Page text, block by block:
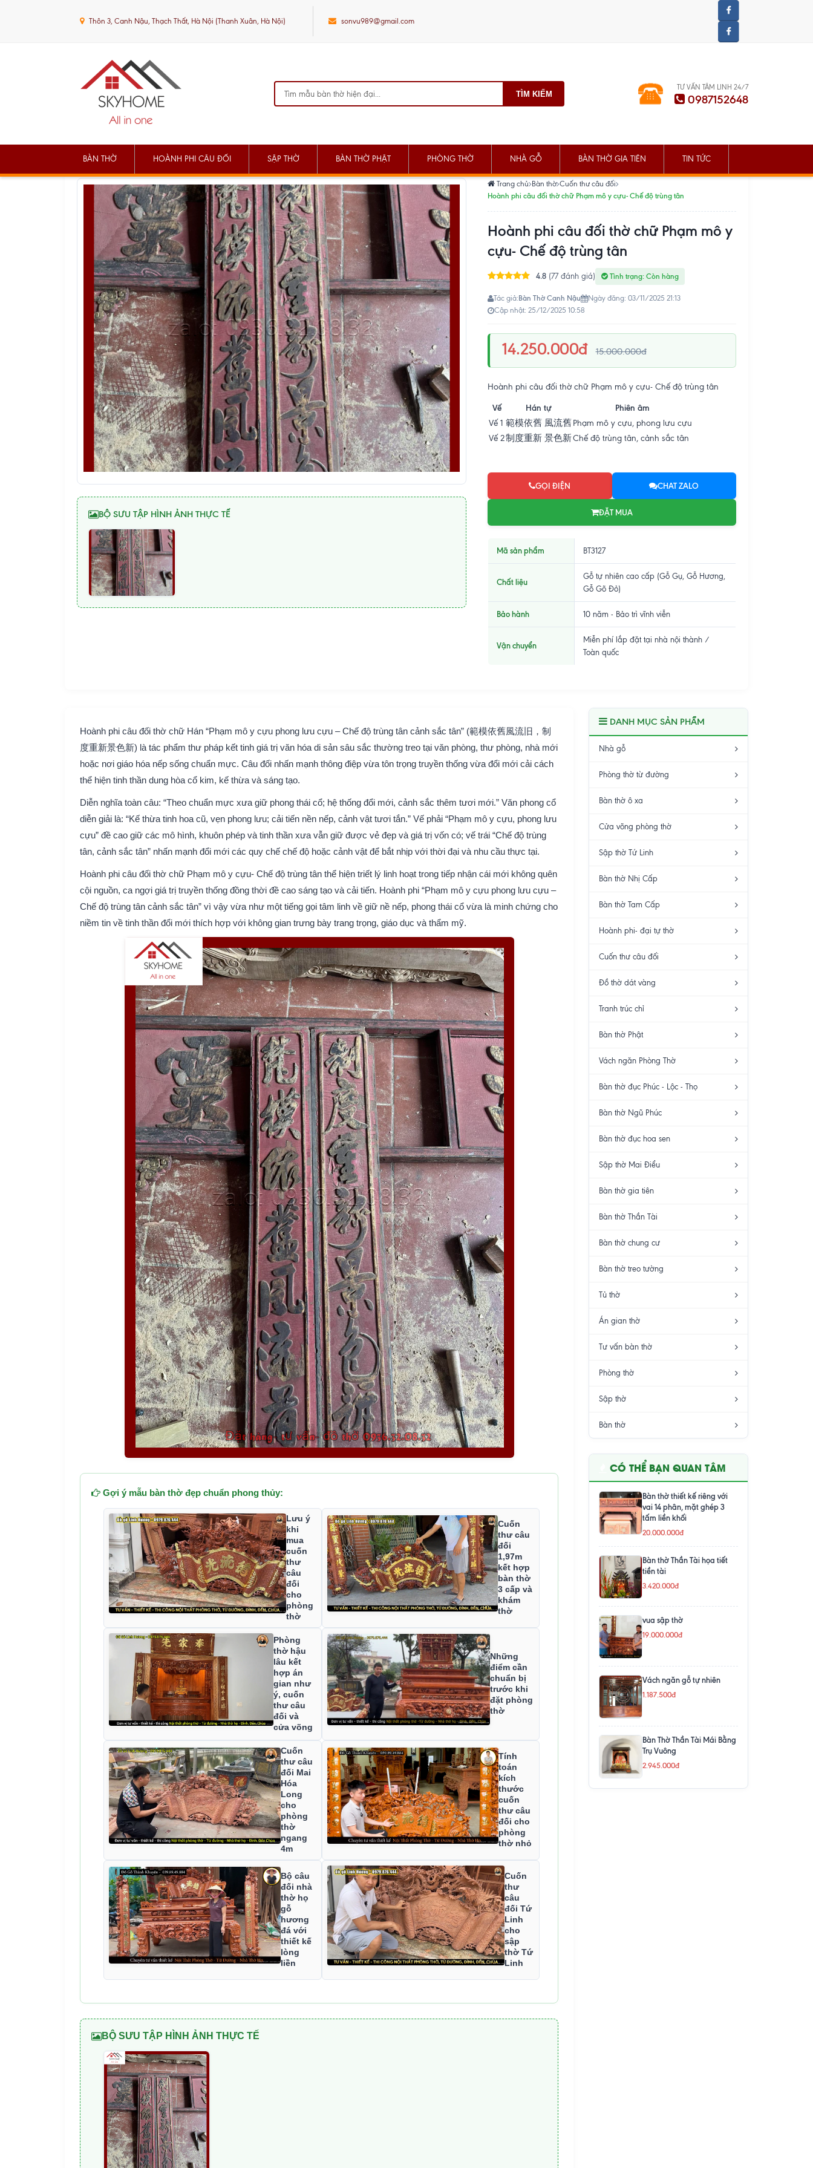
Thôn 3, Canh Nậu, Thạch Thất, Hà Nội (Thanh Xuân, Hà Nội) sonvu989@gmail.com
TÌM KIẾM
TƯ VẤN TÂM LINH 24/7
0987152648
BÀN THỜ HOÀNH PHI CÂU ĐỐI SẬP THỜ BÀN THỜ PHẬT PHÒNG THỜ NHÀ GỖ BÀN THỜ GIA TIÊN TIN TỨC
BỘ SƯU TẬP HÌNH ẢNH THỰC TẾ
Trang chủ Bàn thờ Cuốn thư câu đối
Hoành phi câu đối thờ chữ Phạm mô y cựu- Chế độ trùng tân
Hoành phi câu đối thờ chữ Phạm mô y
cựu- Chế độ trùng tân
4.8 (77 đánh giá) Tình trạng: Còn hàng
Tác giả:Bàn Thờ Canh Nậu
Ngày đăng: 03/11/2025 21:13
Cập nhật: 25/12/2025 10:58
14.250.000đ 15.000.000đ
Hoành phi câu đối thờ chữ Phạm mô y cựu- Chế độ trùng tân
Vế Hán tự
Phiên âm
Vế 1 範模依舊 風流舊Phạm mô y cựu, phong lưu cựu
Vế 2制度重新 景色新Chế độ trùng tân, cảnh sắc tân
GỌI ĐIỆN CHAT ZALO
ĐẶT MUA
Mã sản phẩm BT3127
Chất liệu
Gỗ tự nhiên cao cấp (Gỗ Gụ, Gỗ Hương,
Gỗ Gõ Đỏ)
Bảo hành 10 năm - Bảo trì vĩnh viễn
Vận chuyển
Miễn phí lắp đặt tại nhà nội thành /
Toàn quốc
Hoành phi câu đối thờ chữ Hán “Phạm mô y cựu phong lưu cựu – Chế độ trùng tân cảnh sắc tân” (範模依舊風流旧，制
度重新景色新) là tác phẩm thư pháp kết tinh giá trị văn hóa di sản sâu sắc thường treo tại văn phòng, thư phòng, nhà mới
hoặc nơi giáo hóa nếp sống chuẩn mực. Câu đối nhấn mạnh thông điệp vừa tôn trọng truyền thống vừa đổi mới cải cách
thể hiện tinh thần dung hòa cổ kim, kế thừa và sáng tạo.
Diễn nghĩa toàn câu: “Theo chuẩn mực xưa giữ phong thái cổ; hệ thống đổi mới, cảnh sắc thêm tươi mới.” Văn phong cổ
diễn giải là: “Kế thừa tinh hoa cũ, vẹn phong lưu; cải tiến nền nếp, cảnh vật tươi tắn.” Vế phải “Phạm mô y cựu, phong lưu
cựu” đề cao giữ các mô hình, khuôn phép và tinh thần xưa vẫn giữ được vẻ đẹp và giá trị vốn có; vế trái “Chế độ trùng
tân, cảnh sắc tân” nhấn mạnh đổi mới các quy chế chế độ hoặc cảnh vật để bắt nhịp với thời đại và nhu cầu thực tại.
Hoành phi câu đối thờ chữ Phạm mô y cựu- Chế độ trùng tân thể hiện triết lý linh hoạt trong tiếp nhận cái mới không quên
cội nguồn, ca ngợi giá trị truyền thống đồng thời đề cao sáng tạo và cải tiến. Hoành phi “Phạm mô y cựu phong lưu cựu –
Chế độ trùng tân cảnh sắc tân” vì vậy vừa như một tiếng gọi tâm linh về giữ nề nếp, phong thái cổ vừa là minh chứng cho
niềm tin về tinh thần đổi mới thích hợp với không gian trưng bày trang trọng, giáo dục và thẩm mỹ.
Gợi ý mẫu bàn thờ đẹp chuẩn phong thủy:
Lưu ý
khi
mua
cuốn
thư
câu
đối
cho
phòng
thờ
Cuốn
thư câu
đối
1,97m
kết hợp
bàn thờ
3 cấp và
khám
thờ
Phòng
thờ hậu
lâu kết
hợp án
gian như
ý, cuốn
thư câu
đối và
cửa võng
Những
điểm cần
chuẩn bị
trước khi
đặt phòng
thờ
Cuốn
thư câu
đối Mai
Hóa
Long
cho
phòng
thờ
ngang
4m
Tính
toán
kích
thước
cuốn
thư câu
đối cho
phòng
thờ nhỏ
Bộ câu
đối nhà
thờ họ
gỗ
hương
đá với
thiết kế
lòng
liền
Cuốn
thư
câu
đối Tứ
Linh
cho
sập
thờ Tứ
Linh
BỘ SƯU TẬP HÌNH ẢNH THỰC TẾ
DANH MỤC SẢN PHẨM
Nhà gỗ
Phòng thờ từ đường
Bàn thờ ô xa
Cửa võng phòng thờ
Sập thờ Tứ Linh
Bàn thờ Nhị Cấp
Bàn thờ Tam Cấp
Hoành phi- đại tự thờ
Cuốn thư câu đối
Đồ thờ dát vàng
Tranh trúc chỉ
Bàn thờ Phật
Vách ngăn Phòng Thờ
Bàn thờ đục Phúc - Lộc - Thọ
Bàn thờ Ngũ Phúc
Bàn thờ đục hoa sen
Sập thờ Mai Điểu
Bàn thờ gia tiên
Bàn thờ Thần Tài
Bàn thờ chung cư
Bàn thờ treo tường
Tủ thờ
Án gian thờ
Tư vấn bàn thờ
Phòng thờ
Sập thờ
Bàn thờ
CÓ THỂ BẠN QUAN TÂM
Bàn thờ thiết kế riêng với
vai 14 phân, mặt ghép 3
tấm liền khối
20.000.000đ
Bàn thờ Thần Tài họa tiết
tiền tài
3.420.000đ
vua sập thờ
19.000.000đ
Vách ngăn gỗ tự nhiên
1.187.500đ
Bàn Thờ Thần Tài Mái Bằng
Trụ Vuông
2.945.000đ